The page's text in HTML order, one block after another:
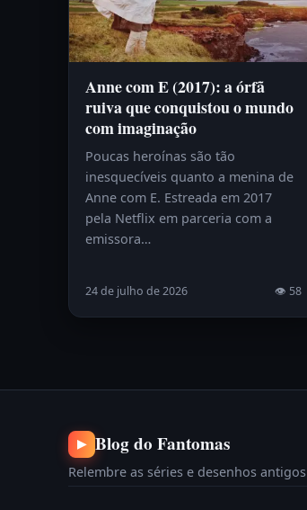
Anne com E (2017): a órfã
ruiva que conquistou o mundo
com imaginação
Poucas heroínas são tão
inesquecíveis quanto a menina de
Anne com E. Estreada em 2017
pela Netflix em parceria com a
emissora…
24 de julho de 2026 👁 58
▶ Blog do Fantomas
Relembre as séries e desenhos antigos